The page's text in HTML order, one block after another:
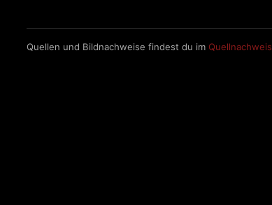
Quellen und Bildnachweise findest du im Quellnachweis